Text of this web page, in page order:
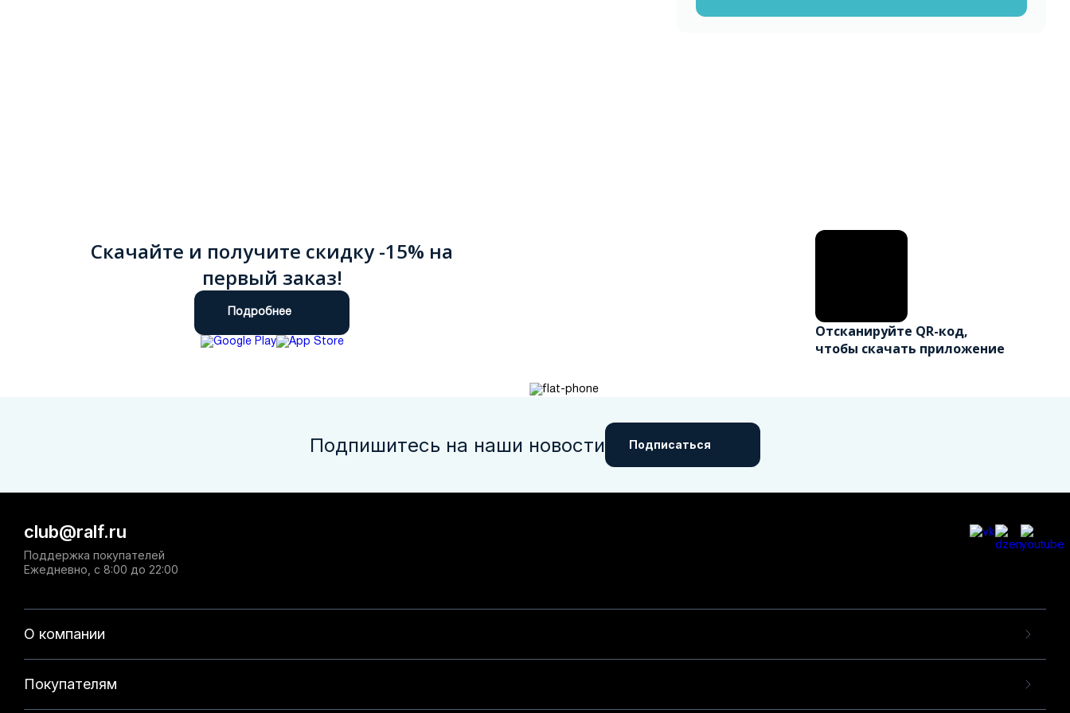
Скачайте и получите скидку -15% на
первый заказ!
Подробнее
Отсканируйте QR-код,
чтобы скачать приложение
Подпишитесь на наши новости Подписаться
О компании
Покупателям
club@ralf.ru
Поддержка покупателей
Ежедневно, с 8:00 до 22:00